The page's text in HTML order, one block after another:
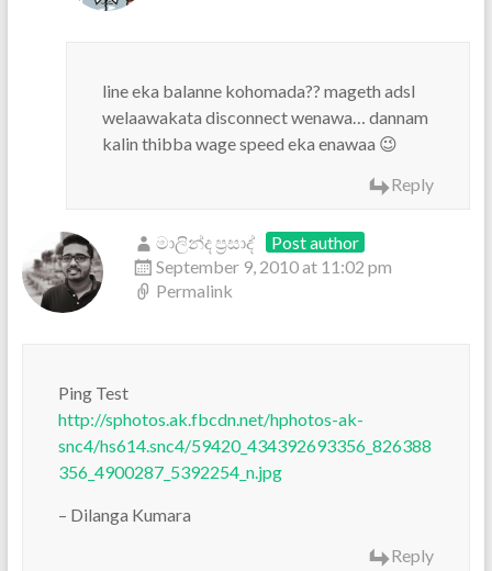
line eka balanne kohomada?? mageth adsl
welaawakata disconnect wenawa… dannam
kalin thibba wage speed eka enawaa 😉
Reply
මාලින්ද ප්‍රසාද්
Post author
September 9, 2010 at 11:02 pm
Permalink
Ping Test
http://sphotos.ak.fbcdn.net/hphotos-ak-
snc4/hs614.snc4/59420_434392693356_826388
356_4900287_5392254_n.jpg
– Dilanga Kumara
Reply